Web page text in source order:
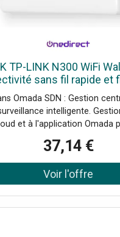
TP-LINK N300 WiFi
sans fil rapide et
à vos besoins de
Omada SDN : Gestion
intelligente.
et à l'application Omada
11 mm d'épaisseur, de
forme qu'un interrupteur
s'intégrer parfaitement dans
Demander un audit de
37,14 €